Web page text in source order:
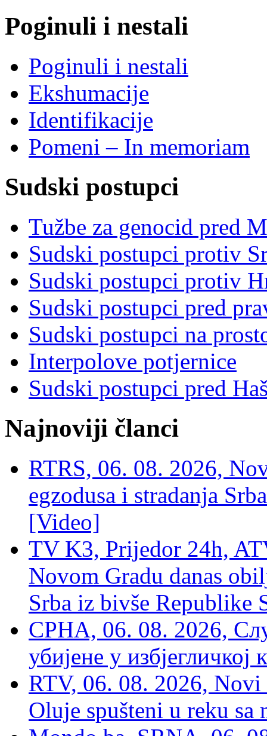
Poginuli i nestali
Poginuli i nestali
Ekshumacije
Identifikacije
Pomeni – In memoriam
Sudski postupci
Tužbe za genocid pred
Sudski postupci protiv
Sudski postupci protiv
Sudski postupci pred
Sudski postupci na
Interpolove potjernice
Sudski postupci pred
Najnoviji članci
RTRS, 06. 08. 2026,
egzodusa i stradanja
[Video]
TV K3, Prijedor 24h,
Novom Gradu danas
Srba iz bivše Republike
СРНА, 06. 08. 2026,
убијене у избјегличкој
RTV, 06. 08. 2026, Novi
Oluje spušteni u reku sa